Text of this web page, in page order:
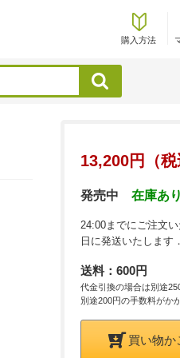
購入方法
検索
13,200円（税
発売中 在庫あり
24:00までにご注文
日に発送いたします．
送料：600円
代金引換の場合は別途
別途200円の手数料がか
買い物か